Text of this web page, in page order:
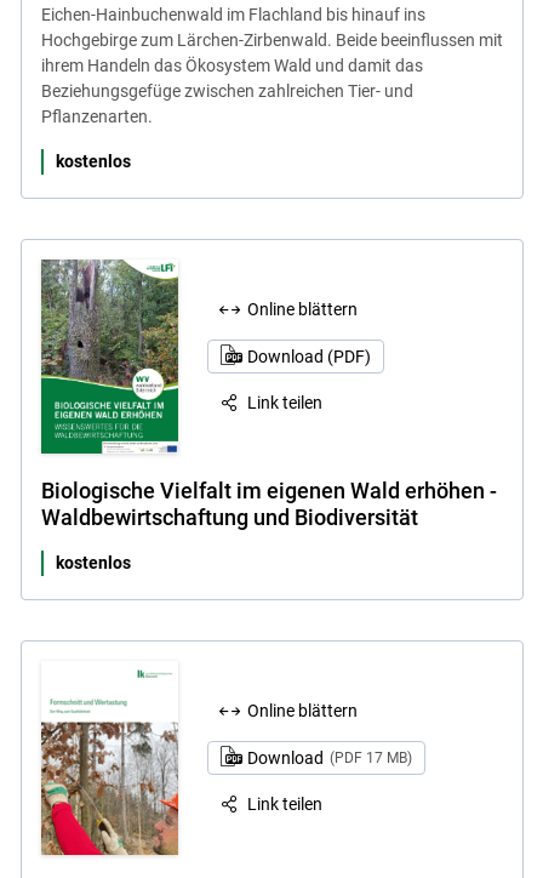
Eichen-Hainbuchenwald im Flachland bis hinauf ins
Hochgebirge zum Lärchen-Zirbenwald. Beide beeinflussen mit
ihrem Handeln das Ökosystem Wald und damit das
Beziehungsgefüge zwischen zahlreichen Tier- und
Pflanzenarten.
kostenlos
Online blättern
Download (PDF)
Link teilen
Biologische Vielfalt im eigenen Wald erhöhen -
Waldbewirtschaftung und Biodiversität
kostenlos
Online blättern
Download (PDF 17 MB)
Link teilen